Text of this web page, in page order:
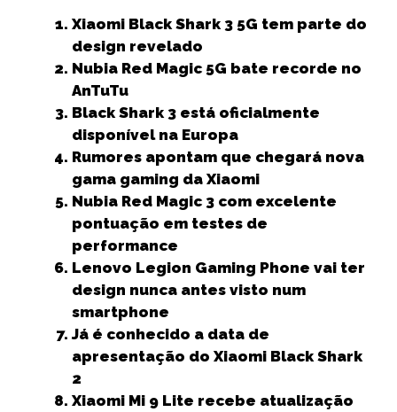
c
e
b
o
o
k
it
t
e
r
ai
l
a
ts
p
p
k
e
n
ss
e
g
e
r
a
r
Xiaomi Black Shark 3 5G tem parte do
design revelado
Nubia Red Magic 5G bate recorde no
AnTuTu
Black Shark 3 está oficialmente
disponível na Europa
Rumores apontam que chegará nova
gama gaming da Xiaomi
Nubia Red Magic 3 com excelente
pontuação em testes de
performance
Lenovo Legion Gaming Phone vai ter
design nunca antes visto num
smartphone
Já é conhecido a data de
apresentação do Xiaomi Black Shark
2
Xiaomi Mi 9 Lite recebe atualização